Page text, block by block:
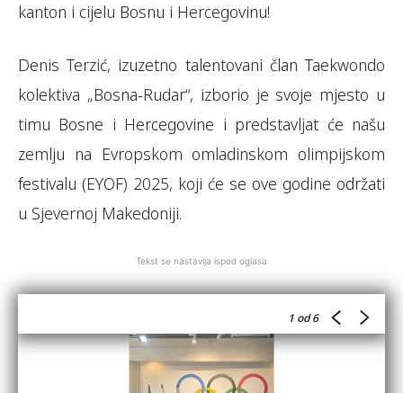
kanton i cijelu Bosnu i Hercegovinu!
Denis Terzić, izuzetno talentovani član Taekwondo
kolektiva „Bosna-Rudar“, izborio je svoje mjesto u
timu Bosne i Hercegovine i predstavljat će našu
zemlju na Evropskom omladinskom olimpijskom
festivalu (EYOF) 2025, koji će se ove godine održati
u Sjevernoj Makedoniji.
Tekst se nastavlja ispod oglasa
1 od 6